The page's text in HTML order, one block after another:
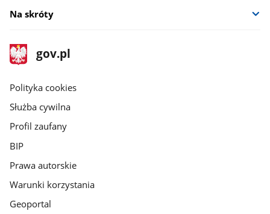
Na skróty
stopka
gov.pl
Strona
gov.pl
gov.pl
Polityka cookies
Służba cywilna
Profil zaufany
BIP
Prawa autorskie
Warunki korzystania
Geoportal